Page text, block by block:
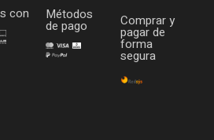
con Métodos
de pago Comprar y
pagar de
forma
segura